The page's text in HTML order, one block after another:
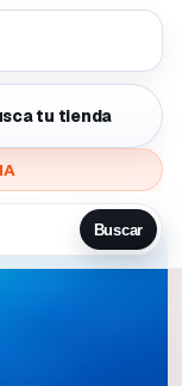
tu tienda
Buscar